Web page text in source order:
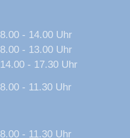
8.00 - 14.00 Uhr
8.00 - 13.00 Uhr
14.00 - 17.30 Uhr
8.00 - 11.30 Uhr
8.00 - 11.30 Uhr